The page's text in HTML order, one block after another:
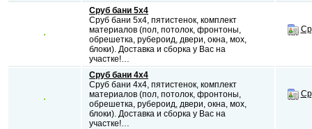
Сруб бани 5х4
Сруб бани 5х4, пятистенок, комплект
материалов (пол, потолок, фронтоны,
обрешетка, рубероид, двери, окна, мох,
блоки). Доставка и сборка у Вас на
участке!…
Сруб бани 4х4
Сруб бани 4х4, пятистенок, комплект
материалов (пол, потолок, фронтоны,
обрешетка, рубероид, двери, окна, мох,
блоки). Доставка и сборка у Вас на
участке!…